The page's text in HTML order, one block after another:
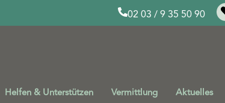
02 03 / 9 35 50 90
Helfen & Unterstützen Vermittlung Aktuelles